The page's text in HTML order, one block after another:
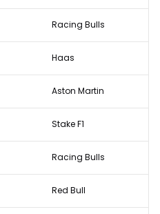
Racing Bulls
Haas
Aston Martin
Stake F1
Racing Bulls
Red Bull